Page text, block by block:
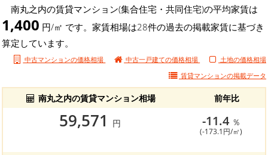
南丸之内の賃貸マンション(集合住宅・共同住宅)の平均家賃は
1,400 円/㎡ です。家賃相場は28件の過去の掲載家賃に基づき
算定しています。
中古マンションの価格相場 中古一戸建ての価格相場
土地の価格相場
賃貸マンションの掲載データ
南丸之内の賃貸マンション相場 前年比
59,571 円 -11.4 ％
(-173.1円/㎡)